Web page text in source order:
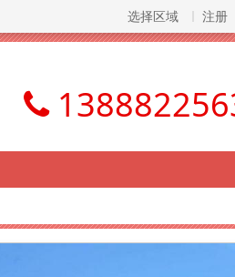
选择区域 注册